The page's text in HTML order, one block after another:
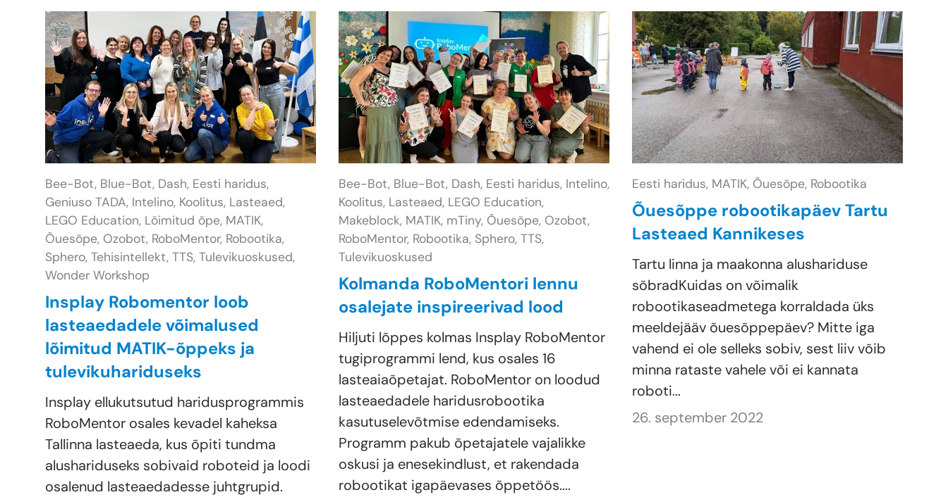
Bee-Bot, Blue-Bot, Dash, Eesti haridus,
Geniuso TADA, Intelino, Koolitus, Lasteaed,
LEGO Education, Lõimitud õpe, MATIK,
Õuesõpe, Ozobot, RoboMentor, Robootika,
Sphero, Tehisintellekt, TTS, Tulevikuoskused,
Wonder Workshop
Insplay Robomentor loob
lasteaedadele võimalused
lõimitud MATIK-õppeks ja
tulevikuhariduseks
Insplay ellukutsutud haridusprogrammis
RoboMentor osales kevadel kaheksa
Tallinna lasteaeda, kus õpiti tundma
alushariduseks sobivaid roboteid ja loodi
osalenud lasteaedadesse juhtgrupid.
Bee-Bot, Blue-Bot, Dash, Eesti haridus, Intelino,
Koolitus, Lasteaed, LEGO Education,
Makeblock, MATIK, mTiny, Õuesõpe, Ozobot,
RoboMentor, Robootika, Sphero, TTS,
Tulevikuoskused
Kolmanda RoboMentori lennu
osalejate inspireerivad lood
Hiljuti lõppes kolmas Insplay RoboMentor
tugiprogrammi lend, kus osales 16
lasteaiaõpetajat. RoboMentor on loodud
lasteaedadele haridusrobootika
kasutuselevõtmise edendamiseks.
Programm pakub õpetajatele vajalikke
oskusi ja enesekindlust, et rakendada
robootikat igapäevases õppetöös....
Eesti haridus, MATIK, Õuesõpe, Robootika
Õuesõppe robootikapäev Tartu
Lasteaed Kannikeses
Tartu linna ja maakonna alushariduse
sõbradKuidas on võimalik
robootikaseadmetega korraldada üks
meeldejääv õuesõppepäev? Mitte iga
vahend ei ole selleks sobiv, sest liiv võib
minna rataste vahele või ei kannata
roboti...
26. september 2022